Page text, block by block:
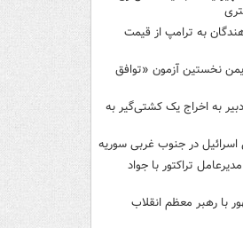
به ترامپ از قیمت
نخستین آزمون «توافق
به اخراج یک کشتی‌گیر به
در جنوب غربی سوریه
تراکتور با جواد
با رهبر معظم انقلاب